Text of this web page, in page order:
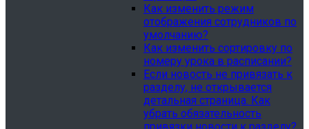
Как изменить режим
отображения сотрудников по
умолчанию?
Как изменить сортировку по
номеру урока в расписании?
Если новость не привязать к
разделу, не открывается
детальная страница. Как
убрать обязательность